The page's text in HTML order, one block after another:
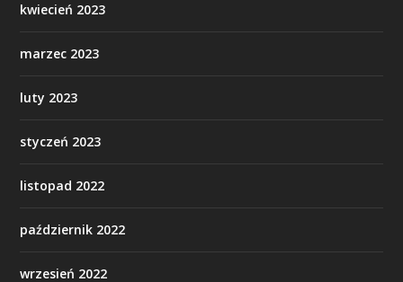
kwiecień 2023
marzec 2023
luty 2023
styczeń 2023
listopad 2022
październik 2022
wrzesień 2022